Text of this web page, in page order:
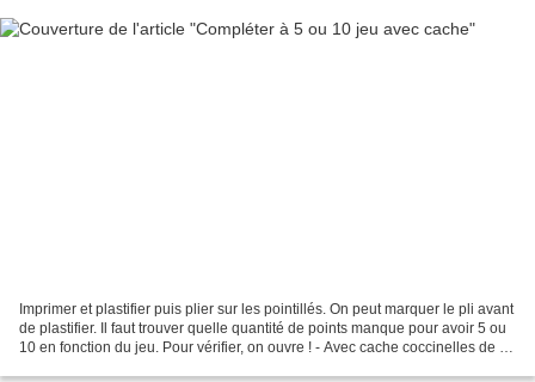
Imprimer et plastifier puis plier sur les pointillés. On peut marquer le pli avant
de plastifier. Il faut trouver quelle quantité de points manque pour avoir 5 ou
10 en fonction du jeu. Pour vérifier, on ouvre ! - Avec cache coccinelles de 1